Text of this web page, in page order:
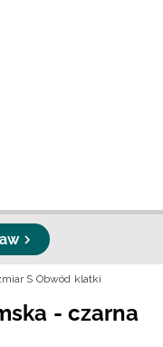
S Obwód klatki
- czarna